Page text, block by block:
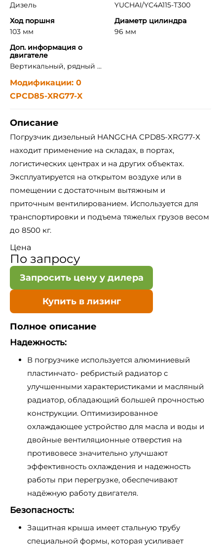
Дизель
YUCHAI/YC4A115-T300
Ход поршня
103 мм
Диаметр цилиндра
96 мм
Доп. информация о
двигателе
Вертикальный, рядный ...
Модификации: 0
CPCD85-XRG77-X
Описание
Погрузчик дизельный HANGCHA CPD85-XRG77-X
находит применение на складах, в портах,
логистических центрах и на других объектах.
Эксплуатируется на открытом воздухе или в
помещении с достаточным вытяжным и
приточным вентилированием. Используется для
транспортировки и подъема тяжелых грузов весом
до 8500 кг.
Цена
По запросу
Запросить цену у дилера
Купить в лизинг
Полное описание
Надежность:
В погрузчике используется алюминиевый
пластинчато- ребристый радиатор с
улучшенными характеристиками и масляный
радиатор, обладающий большей прочностью
конструкции. Оптимизированное
охлаждающее устройство для масла и воды и
двойные вентиляционные отверстия на
противовесе значительно улучшают
эффективность охлаждения и надежность
работы при перегрузке, обеспечивают
надёжную работу двигателя.
Безопасность:
Защитная крыша имеет стальную трубу
специальной формы, которая усиливает